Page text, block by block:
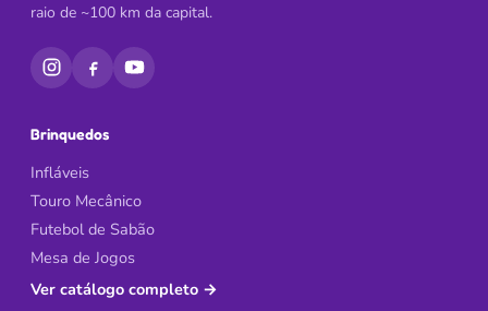
raio de ~100 km da capital.
Brinquedos
Infláveis
Touro Mecânico
Futebol de Sabão
Mesa de Jogos
Ver catálogo completo →